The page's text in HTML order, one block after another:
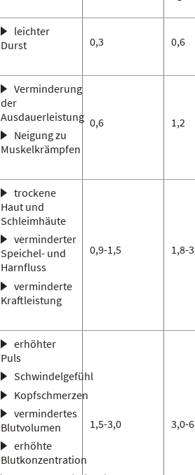
leichter
Durst
0,3 0,6
Verminderung
der
Ausdauerleistung
Neigung zu
Muskelkrämpfen
0,6 1,2
trockene
Haut und
Schleimhäute
verminderter
Speichel- und
Harnfluss
verminderte
Kraftleistung
0,9-1,5 1,8-
erhöhter
Puls
Schwindelgefühl
Kopfschmerzen
vermindertes
Blutvolumen
erhöhte
Blutkonzentration
1,5-3,0 3,0-